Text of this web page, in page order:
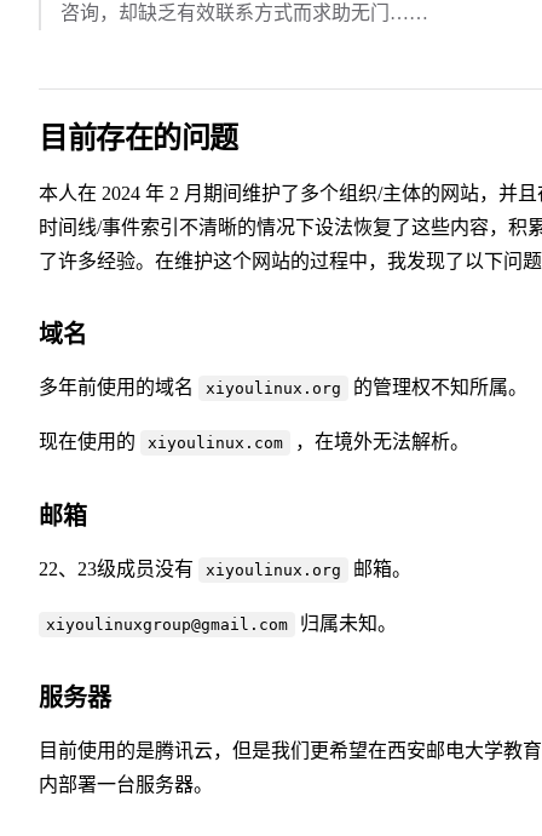
咨询，却缺乏有效联系方式而求助无门……
目前存在的问题
本人在 2024 年 2 月期间维护了多个组织/主体的网站，并且
时间线/事件索引不清晰的情况下设法恢复了这些内容，积
了许多经验。在维护这个网站的过程中，我发现了以下问
域名
多年前使用的域名 xiyoulinux.org 的管理权不知所属。
现在使用的 xiyoulinux.com ，在境外无法解析。
邮箱
22、23级成员没有 xiyoulinux.org 邮箱。
xiyoulinuxgroup@gmail.com 归属未知。
服务器
目前使用的是腾讯云，但是我们更希望在西安邮电大学教
内部署一台服务器。